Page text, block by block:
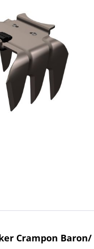
Crampon Baron/